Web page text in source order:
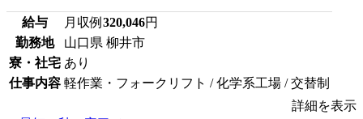
給与 月収例 320,046円
勤務地
山口県 柳井市
寮・社宅 あり
仕事内容 軽作業・フォークリフト / 化学系工場 / 交替制
詳細を表示